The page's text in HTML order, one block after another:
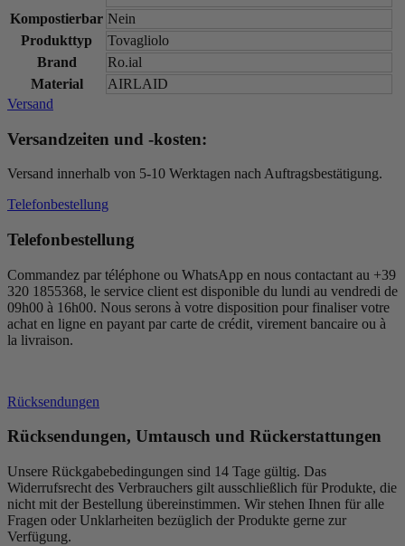
Kompostierbar Nein
Produkttyp
Tovagliolo
Brand
Ro.ial
Material
AIRLAID
Versand
Versandzeiten und -kosten:
Versand innerhalb von 5-10 Werktagen nach Auftragsbestätigung.
Telefonbestellung
Telefonbestellung
Commandez par téléphone ou WhatsApp en nous contactant au +39
320 1855368, le service client est disponible du lundi au vendredi de
09h00 à 16h00. Nous serons à votre disposition pour finaliser votre
achat en ligne en payant par carte de crédit, virement bancaire ou à
la livraison.
Rücksendungen
Rücksendungen, Umtausch und Rückerstattungen
Unsere Rückgabebedingungen sind 14 Tage gültig. Das
Widerrufsrecht des Verbrauchers gilt ausschließlich für Produkte, die
nicht mit der Bestellung übereinstimmen. Wir stehen Ihnen für alle
Fragen oder Unklarheiten bezüglich der Produkte gerne zur
Verfügung.